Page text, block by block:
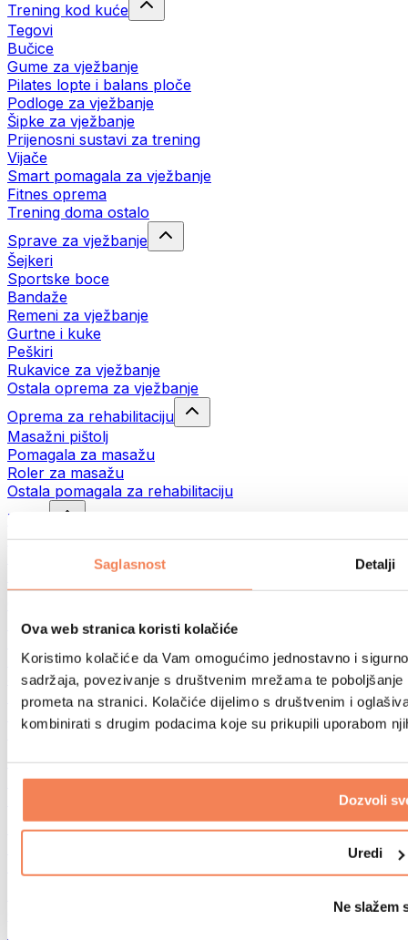
Saglasnost Detalji
Ova web stranica koristi kolačiće
Koristimo kolačiće da Vam omogućimo jednostavno i
sadržaja, povezivanje s društvenim mrežama te
prometa na stranici. Kolačiće dijelimo s društvenim i
kombinirati s drugim podacima koje su prikupili uporabom
Dozvoli
Uredi
Ne slažem
Trening kod kuće
Tegovi
Bučice
Gume za vježbanje
Pilates lopte i balans ploče
Podloge za vježbanje
Šipke za vježbanje
Prijenosni sustavi za trening
Vijače
Smart pomagala za vježbanje
Fitnes oprema
Trening doma ostalo
Sprave za vježbanje
Šejkeri
Sportske boce
Bandaže
Remeni za vježbanje
Gurtne i kuke
Peškiri
Rukavice za vježbanje
Ostala oprema za vježbanje
Oprema za rehabilitaciju
Masažni pištolj
Pomagala za masažu
Roler za masažu
Ostala pomagala za rehabilitaciju
Torbe
Torbe za hranu
Sportske torbe
Trčanje
Biciklizam
Joga i pilates
Kupanje hladnom vodom
Plivanje
Planinarenje
Biohacking
Terapija crvenim svjetlom
Eko kućanstvo